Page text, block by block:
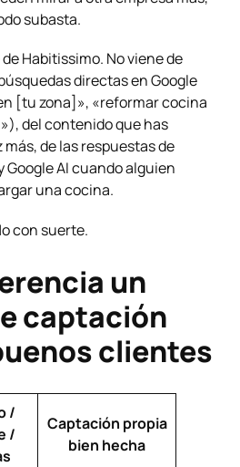
subasta.
Habitissimo. No viene de
directas en Google
[tu zona]», «reformar cocina
del contenido que has
de las respuestas de
Google AI cuando alguien
una cocina.
con suerte.
un
captación
clientes
/
/
Captación propia
bien hecha